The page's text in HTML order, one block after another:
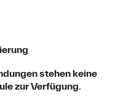
stehen keine
zur Verfügung.